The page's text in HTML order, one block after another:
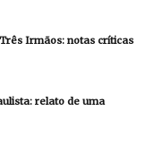
Irmãos: notas críticas
relato de uma